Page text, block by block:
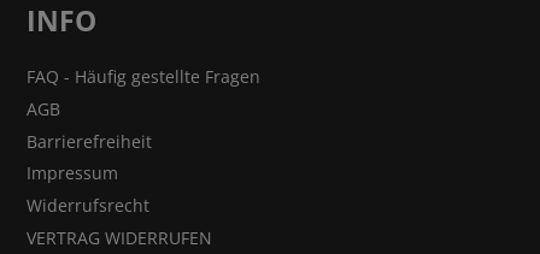
INFO
FAQ - Häufig gestellte Fragen
AGB
Barrierefreiheit
Impressum
Widerrufsrecht
VERTRAG WIDERRUFEN